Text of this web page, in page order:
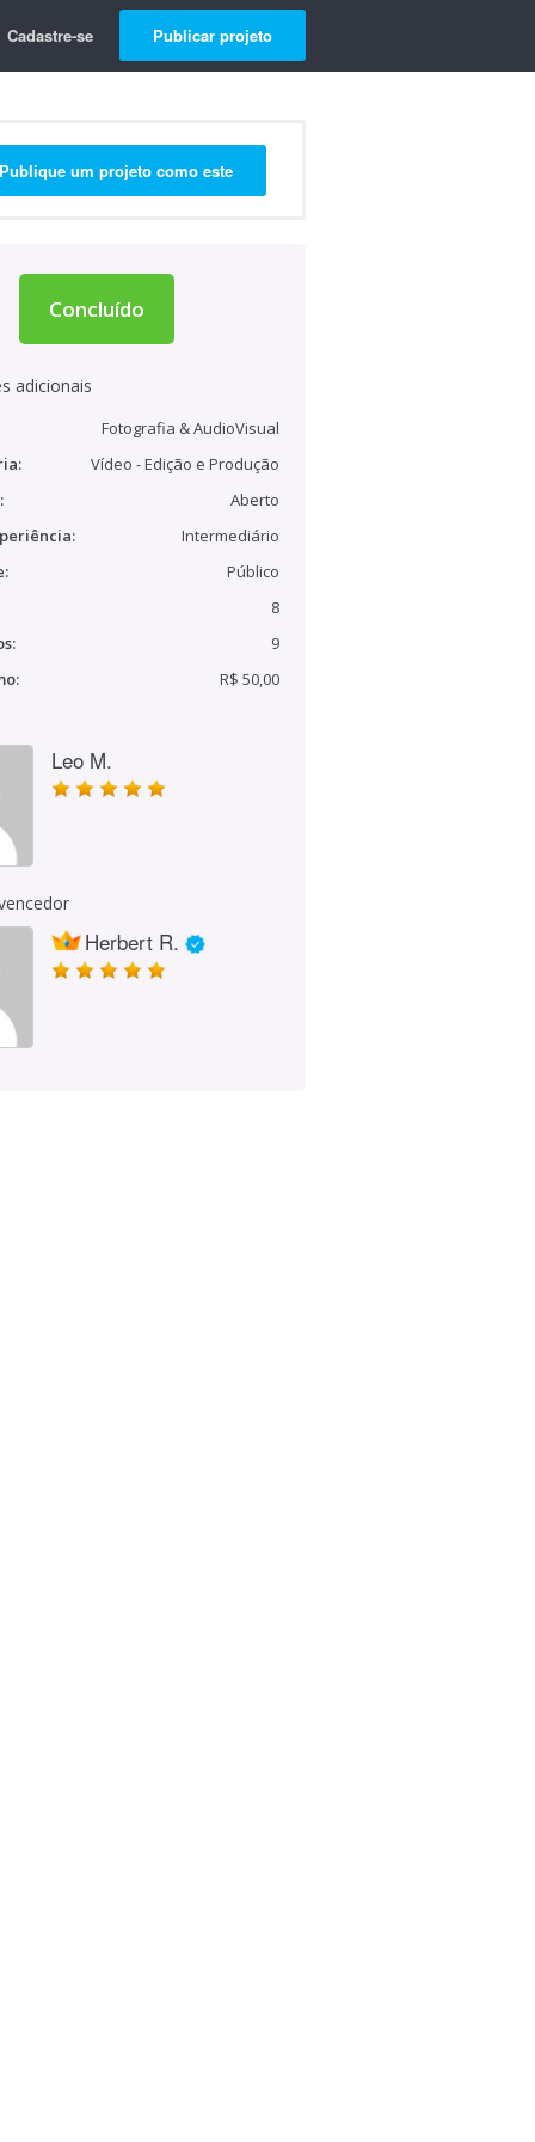
Cadastre-se Publicar projeto
Publique um projeto como este
Concluído
adicionais
Fotografia & AudioVisual
Vídeo - Edição e Produção
Aberto
Intermediário
Público
8
9
R$ 50,00
Leo M.
Herbert R.